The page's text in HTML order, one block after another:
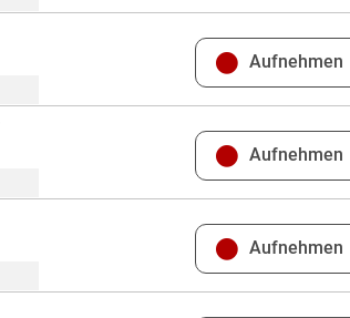
Aufnehmen
Aufnehmen
Aufnehmen